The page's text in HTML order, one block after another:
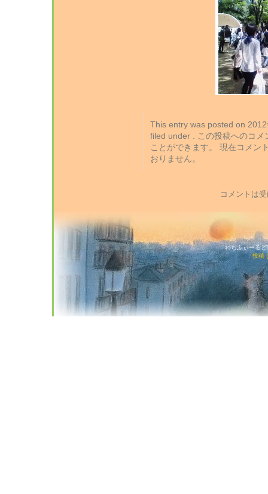
This entry was posted on
filed under . この投稿へのコ
ことができます。 現在コメン
おりません。
コメントは
わちふぃーる
投稿